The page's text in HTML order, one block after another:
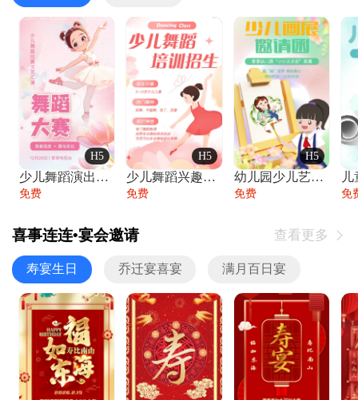
H5
少儿舞蹈演出舞蹈比赛跳舞大赛文艺汇演活动
免费
H5
少儿舞蹈兴趣班艺术培训学校招生宣传
免费
H5
幼儿园少儿艺术展览绘画展摄影作品展美术展
免费 免
喜事连连•宴会邀请 查看更多 
寿宴生日 乔迁宴喜宴 满月百日宴